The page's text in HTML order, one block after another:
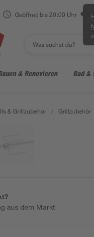
Geöffnet bis 20:00 Uhr
& Renovieren Bad &
& Grillzubehör / Grillzubehör
aus dem Markt